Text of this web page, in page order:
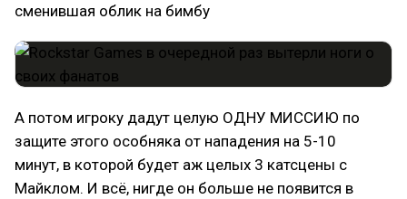
сменившая облик на бимбу
А потом игроку дадут целую ОДНУ МИССИЮ по
защите этого особняка от нападения на 5-10
минут, в которой будет аж целых 3 катсцены с
Майклом. И всё, нигде он больше не появится в